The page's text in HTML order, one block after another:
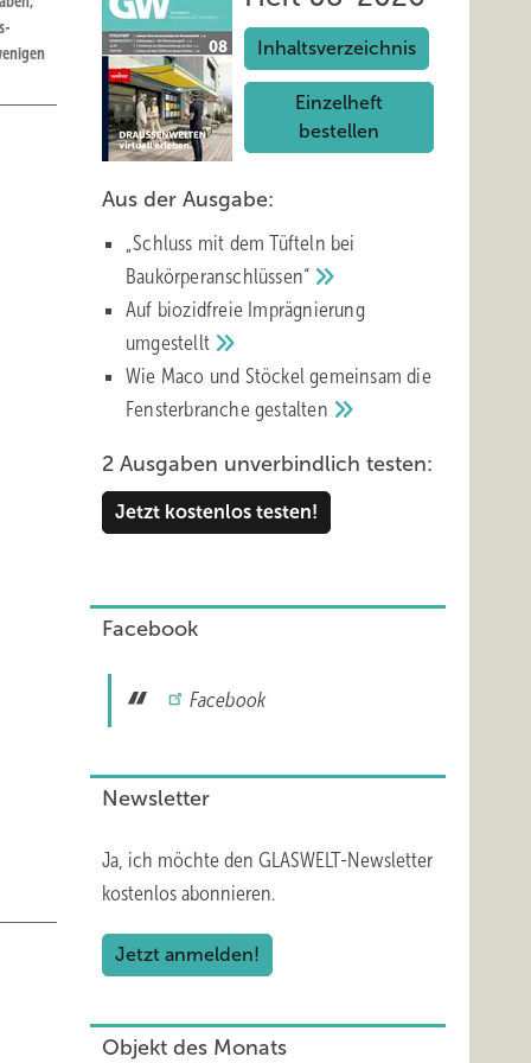
Inhaltsverzeichnis
Einzelheft
bestellen
Aus der Ausgabe:
„Schluss mit d em Tüfteln bei
Baukörperanschlüssen“
Auf biozidfreie Imprägnierung
umgestellt
Wie Maco und Stöckel gemeinsam die
Fensterbranche gestalten
2 Ausgaben unverbindlich testen:
Jetzt kostenlos testen!
Facebook
Facebook
Newsletter
Ja, ich möchte den GLASWELT-Newsletter
kostenlos abonnieren.
Jetzt anmelden!
Objekt des Monats